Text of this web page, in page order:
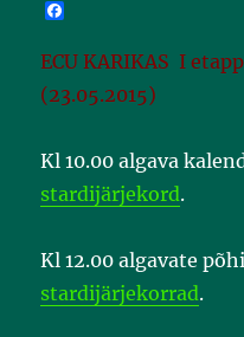
c
e
b
o
ECU KARIKAS I
(23.05.2015)
Kl 10.00 algava
stardijärjekord.
Kl 12.00 algavate
stardijärjekorrad.